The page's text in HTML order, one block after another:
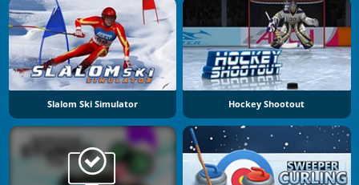
Slalom Ski Simulator Hockey Shootout